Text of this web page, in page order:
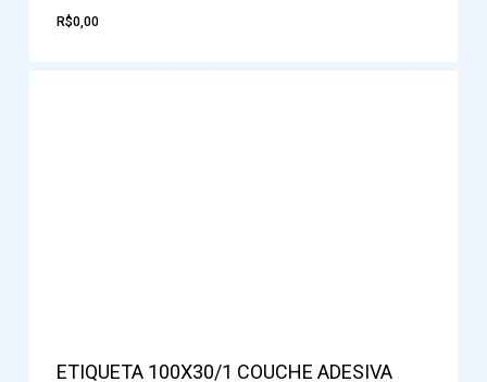
R$0,00
ETIQUETA 100X30/1 COUCHE ADESIVA